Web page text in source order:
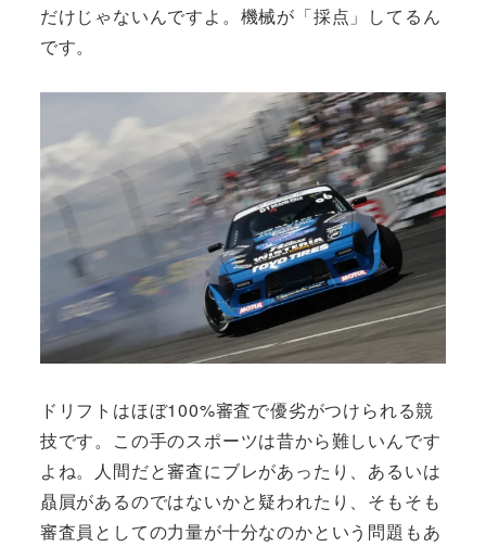
だけじゃないんですよ。機械が「採点」してるん
です。
ドリフトはほぼ100%審査で優劣がつけられる競
技です。この手のスポーツは昔から難しいんです
よね。人間だと審査にブレがあったり、あるいは
贔屓があるのではないかと疑われたり、そもそも
審査員としての力量が十分なのかという問題もあ